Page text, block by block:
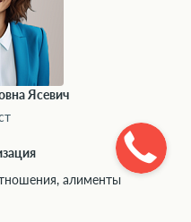
Ясевич
алименты